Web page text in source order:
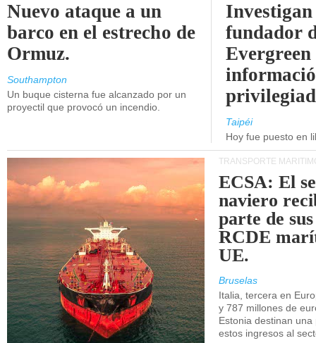
Nuevo ataque a un
barco en el estrecho de
Ormuz.
Southampton
Un buque cisterna fue alcanzado por un
proyectil que provocó un incendio.
fundador
Taipéi
Hoy fue puesto en
TRANSPORTE
ECSA: El
naviero
parte de
RCDE
UE.
Bruselas
Italia, tercera en
y 787 millones de
Estonia destinan
estos ingresos al